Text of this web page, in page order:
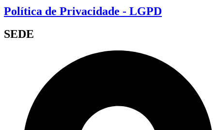
Política de Privacidade - LGPD
SEDE